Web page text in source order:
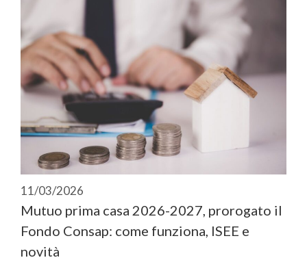
11/03/2026
Mutuo prima casa 2026-2027, prorogato il
Fondo Consap: come funziona, ISEE e
novità